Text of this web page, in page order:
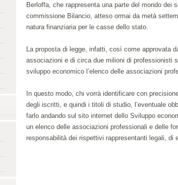
Berloffa, che rappresenta una parte del mondo dei
commissione Bilancio, atteso ormai da metà
natura finanziaria per le casse dello stato.
La proposta di legge, infatti, così come approvata
associazioni e di circa due milioni di professionisti
sviluppo economico l’elenco delle associazioni
In questo modo, chi vorrà identificare con
degli iscritti, e quindi i titoli di studio, l’eventuale
farlo andando sul sito internet dello Sviluppo
un elenco delle associazioni professionali e delle
responsabilità dei rispettivi rappresentanti legali,